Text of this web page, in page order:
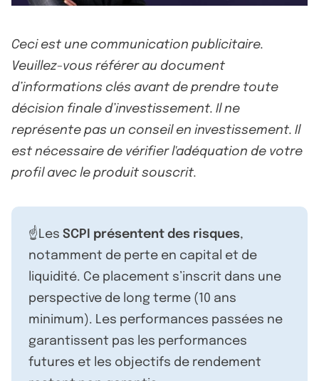
Ceci est une communication publicitaire.
Veuillez-vous référer au document
d’informations clés avant de prendre toute
décision finale d’investissement. Il ne
représente pas un conseil en investissement. Il
est nécessaire de vérifier l'adéquation de votre
profil avec le produit souscrit.
☝️Les SCPI présentent des risques,
notamment de perte en capital et de
liquidité. Ce placement s’inscrit dans une
perspective de long terme (10 ans
minimum). Les performances passées ne
garantissent pas les performances
futures et les objectifs de rendement